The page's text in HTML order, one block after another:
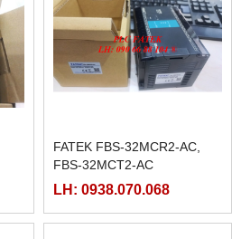
FATEK FBS-32MCR2-AC,
FBS-32MCT2-AC
LH: 0938.070.068